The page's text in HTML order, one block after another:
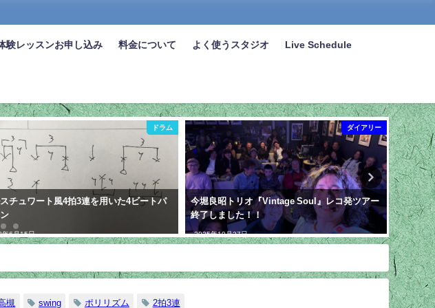
験レッスンお申し込み 料金について よく使うスタジオ Live Schedule
ドラム
スチュワート風4拍3連を用いた4ビートパ
年6月15日
ダイアリー
今堀良昭トリオ『Vintage Soul』レコ発ツアー
終了しました！！
2025年10月27日
【
ズにつ
2025年1
槻 swing ポリリズム 2拍3連